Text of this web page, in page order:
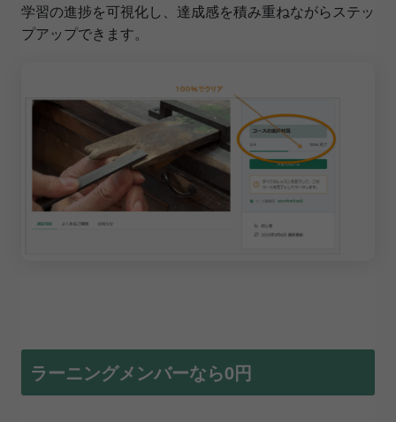
学習の進捗を可視化し、達成感を積み重ねながらステッ
プアップできます。
ラーニングメンバーなら0円